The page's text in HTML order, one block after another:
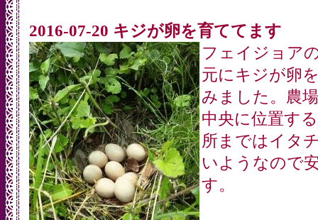
2016-07-20 キジが卵を育ててます
フェイジョア
元にキジが卵
みました。農
中央に位置す
所まではイタ
いようなので
す。